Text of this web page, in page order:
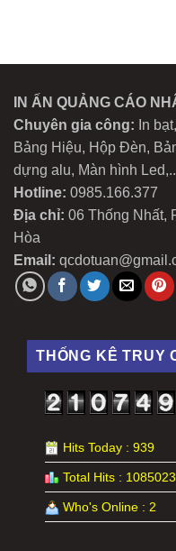
IN ẤN QUẢNG CÁO
Chuyên gia công: In
Bảng Hiệu, Hộp Đèn,
dựng alu, Màn hình
Hotline: 0985.166.377
Địa chỉ: 06 Thống Nhất,
Hòa
Email:
THỐNG KÊ TRUY
Hits Today : 939
Total Hits : 1085023
Who's Online : 2